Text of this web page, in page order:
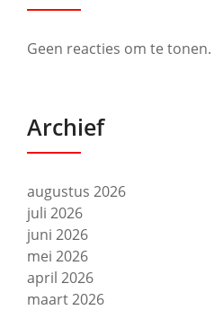
Geen reacties om te tonen.
Archief
augustus 2026
juli 2026
juni 2026
mei 2026
april 2026
maart 2026